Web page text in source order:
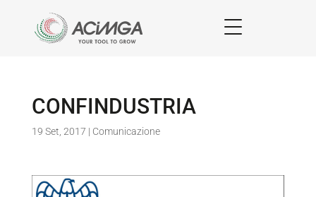
CONFINDUSTRIA
19 Set, 2017 | Comunicazione